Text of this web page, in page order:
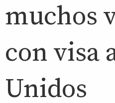
muchos
con visa
Unidos